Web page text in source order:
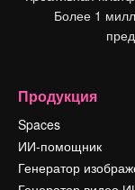
Более 1
Продукция
Spaces
ИИ-помощник
Генератор